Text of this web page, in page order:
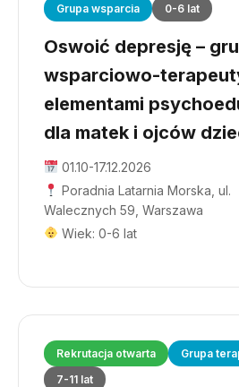
Grupa wsparcia
0-6 lat
Oswoić depresję –
wsparciowo-
elementami
dla matek i ojców
01.10-17.12.2026
Poradnia Latarnia Morska, ul.
Walecznych 59, Warszawa
Wiek: 0-6 lat
Rekrutacja otwarta
Grupa
7-11 lat